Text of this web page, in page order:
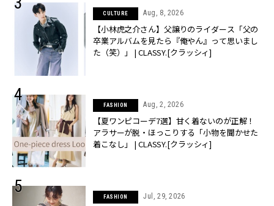
CULTURE Aug, 8, 2026
【小林虎之介さん】父譲りのライダース「父の
卒業アルバムを見たら『俺やん』って思いまし
た（笑）」 | CLASSY.[クラッシィ]
FASHION Aug, 2, 2026
【夏ワンピコーデ7選】甘く着ないのが正解！
アラサーが脱・ほっこりする「小物を聞かせた
着こなし」 | CLASSY.[クラッシィ]
FASHION Jul, 29, 2026